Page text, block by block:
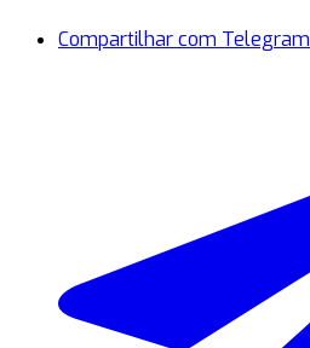
Compartilhar com Telegram